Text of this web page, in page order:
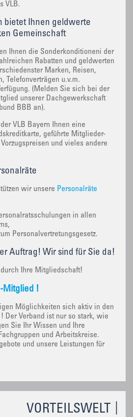
VORTEILSWELT
VLB.
bietet Ihnen geldwerte
Gemeinschaft
Ihnen die Sonderkonditioneni der
Rabatten und geldwerten
Marken, Reisen,
Telefonverträgen u.v.m.
(Melden Sie sich bei der
unserer Dachgewerkschaft
BBB an).
VLB Bayern Ihnen eine
geführte Mitglieder-
und vieles andere
wir unsere Personalräte
in allen
Personalvertretungsgesetz.
Auftrag! Wir sind für Sie da!
Ihre Mitgliedschaft!
Mitglied !
Möglichkeiten sich aktiv in den
Der Verband ist nur so stark, wie
Sie Ihr Wissen und Ihre
und Arbeitskreise.
und unsere Leistungen für